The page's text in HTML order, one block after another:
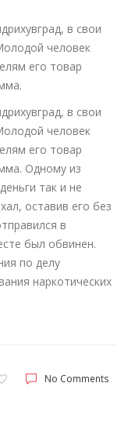
в свои
человек
его товар
в свои
человек
его товар
Одному из
так и не
оставив его без
в
был обвинен.
по делу
наркотических
No Comments